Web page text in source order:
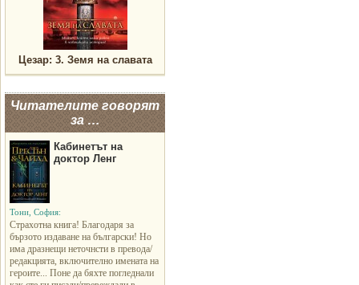
Цезар: 3. Земя на славата
Читателите говорят
за …
Кабинетът на
доктор Ленг
Тони, София:
Страхотна книга! Благодаря за
бързото издаване на български! Но
има дразнещи неточнсти в превода/
редакцията, включително имената на
героите... Поне да бяхте погледнали